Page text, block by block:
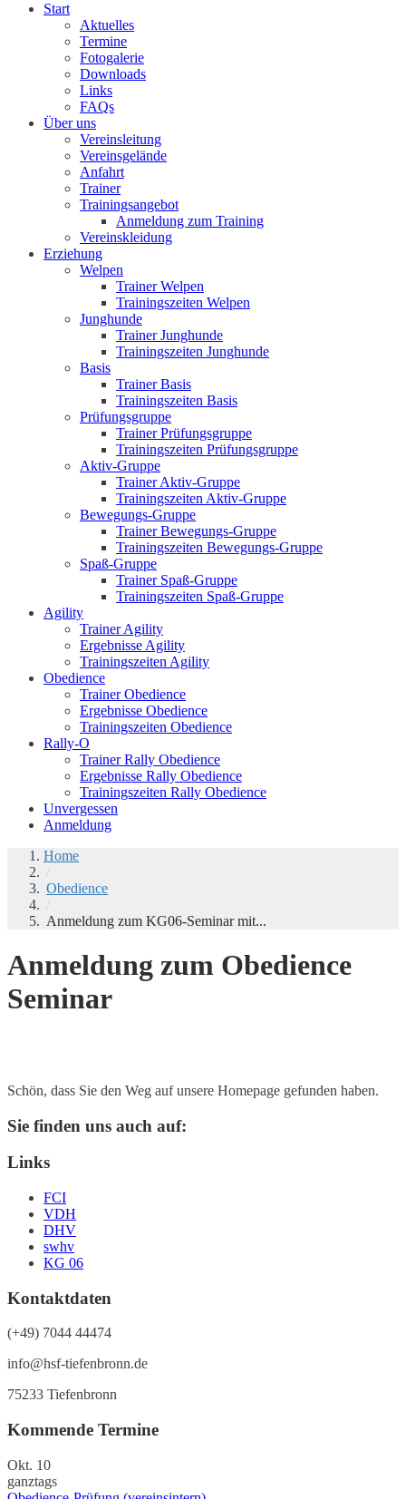
Start
Aktuelles
Termine
Fotogalerie
Downloads
Links
FAQs
Über uns
Vereinsleitung
Vereinsgelände
Anfahrt
Trainer
Trainingsangebot
Anmeldung zum Training
Vereinskleidung
Erziehung
Welpen
Trainer Welpen
Trainingszeiten Welpen
Junghunde
Trainer Junghunde
Trainingszeiten Junghunde
Basis
Trainer Basis
Trainingszeiten Basis
Prüfungsgruppe
Trainer Prüfungsgruppe
Trainingszeiten Prüfungsgruppe
Aktiv-Gruppe
Trainer Aktiv-Gruppe
Trainingszeiten Aktiv-Gruppe
Bewegungs-Gruppe
Trainer Bewegungs-Gruppe
Trainingszeiten Bewegungs-Gruppe
Spaß-Gruppe
Trainer Spaß-Gruppe
Trainingszeiten Spaß-Gruppe
Agility
Trainer Agility
Ergebnisse Agility
Trainingszeiten Agility
Obedience
Trainer Obedience
Ergebnisse Obedience
Trainingszeiten Obedience
Rally-O
Trainer Rally Obedience
Ergebnisse Rally Obedience
Trainingszeiten Rally Obedience
Unvergessen
Anmeldung
Home
/
Obedience
/
Anmeldung zum KG06-Seminar mit...
Anmeldung zum Obedience
Seminar
Schön, dass Sie den Weg auf unsere Homepage gefunden haben.
Sie finden uns auch auf:
Links
FCI
VDH
DHV
swhv
KG 06
Kontaktdaten
(+49) 7044 44474
info@hsf-tiefenbronn.de
75233 Tiefenbronn
Kommende Termine
Okt. 10
ganztags